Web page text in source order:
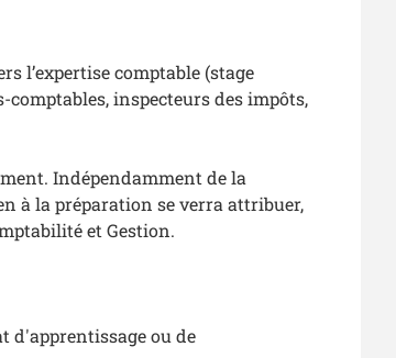
l’expertise comptable (stage
comptables, inspecteurs des impôts,
Indépendamment de la
à la préparation se verra attribuer,
et Gestion.
d'apprentissage ou de